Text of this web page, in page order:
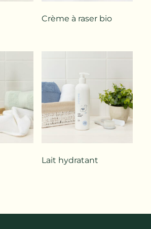
Crème à raser bio
Lait hydratant